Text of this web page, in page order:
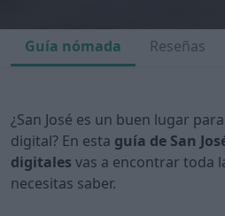
Guía nómada Reseñas
¿San José es un buen lugar
digital? En esta guía de San
digitales vas a encontrar toda
necesitas saber.